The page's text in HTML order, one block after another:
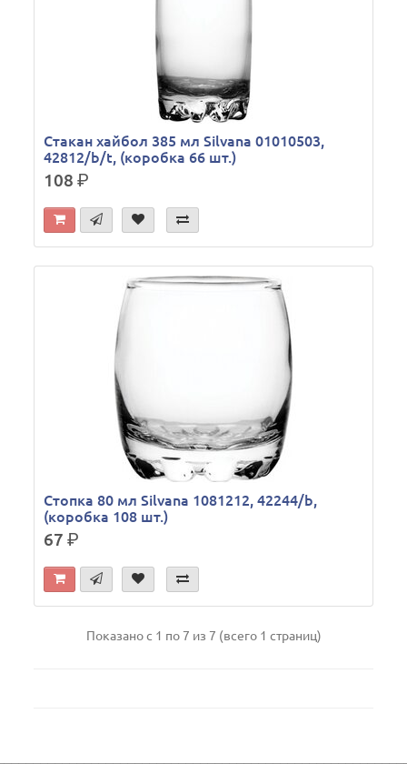
Стакан хайбол 385 мл Silvana 01010503,
42812/b/t, (коробка 66 шт.)
108р.
Стопка 80 мл Silvana 1081212, 42244/b,
(коробка 108 шт.)
67р.
Показано с 1 по 7 из 7 (всего 1 страниц)